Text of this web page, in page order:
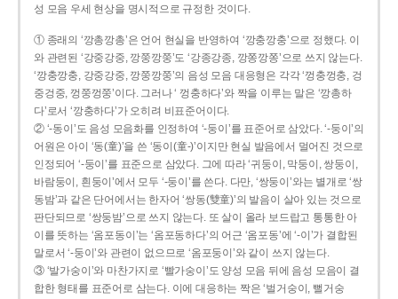
성 모음 우세 현상을 명시적으로 규정한 것이다.
① 종래의 ‘깡총깡총’은 언어 현실을 반영하여 ‘깡충깡충’으로 정했다. 이
와 관련된 ‘강중강중, 깡쭝깡쭝’도 ‘강종강종, 깡쫑깡쫑’으로 쓰지 않는다.
‘깡충깡충, 강중강중, 깡쭝깡쭝’의 음성 모음 대응형은 각각 ‘껑충껑충, 겅
중겅중, 껑쭝껑쭝’이다. 그러나 ‘ 껑충하다’와 짝을 이루는 말은 ‘깡총하
다’로서 ‘깡충하다’가 오히려 비표준어이다.
② ‘-동이’도 음성 모음화를 인정하여 ‘-둥이’를 표준어로 삼았다. ‘-둥이’의
어원은 아이 ‘동(童)’을 쓴 ‘동이(童-)’이지만 현실 발음에서 멀어진 것으로
인정되어 ‘-둥이’를 표준으로 삼았다. 그에 따라 ‘귀둥이, 막둥이, 쌍둥이,
바람둥이, 흰둥이’에서 모두 ‘-둥이’를 쓴다. 다만, ‘쌍둥이’와는 별개로 ‘쌍
동밤’과 같은 단어에서는 한자어 ‘쌍동(雙童)’의 발음이 살아 있는 것으로
판단되므로 ‘쌍둥밤’으로 쓰지 않는다. 또 살이 올라 보드랍고 통통한 아
이를 뜻하는 ‘옴포동이’는 ‘옴포동하다’의 어근 ‘옴포동’에 ‘-이’가 결합된
말로서 ‘-둥이’와 관련이 없으므로 ‘옴포둥이’와 같이 쓰지 않는다.
③ ‘발가숭이’와 마찬가지로 ‘빨가숭이’도 양성 모음 뒤에 음성 모음이 결
합한 형태를 표준어로 삼는다. 이에 대응하는 짝은 ‘벌거숭이, 뻘거숭